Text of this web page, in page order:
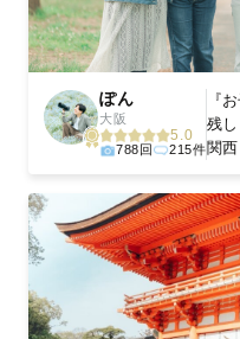
ぽん
大阪
5.0
788回 215件
『
残
関西